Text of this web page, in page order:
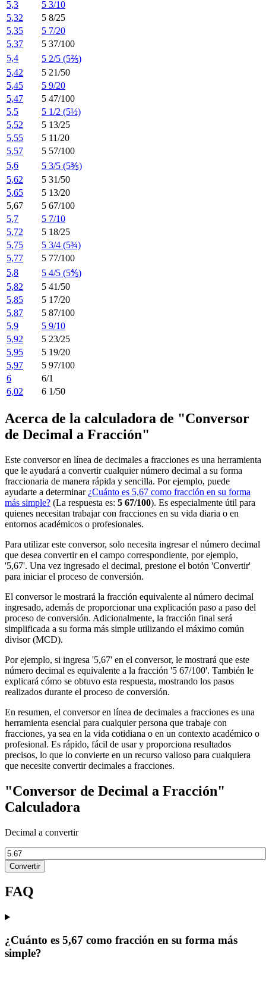
5,3
5 3/10
5,32
5 8/25
5,35
5 7/20
5,37
5 37/100
5,4
5 2/5 (5⅖)
5,42
5 21/50
5,45
5 9/20
5,47
5 47/100
5,5
5 1/2 (5½)
5,52
5 13/25
5,55
5 11/20
5,57
5 57/100
5,6
5 3/5 (5⅗)
5,62
5 31/50
5,65
5 13/20
5,67
5 67/100
5,7
5 7/10
5,72
5 18/25
5,75
5 3/4 (5¾)
5,77
5 77/100
5,8
5 4/5 (5⅘)
5,82
5 41/50
5,85
5 17/20
5,87
5 87/100
5,9
5 9/10
5,92
5 23/25
5,95
5 19/20
5,97
5 97/100
6
6/1
6,02
6 1/50
Acerca de la calculadora de "Conversor
de Decimal a Fracción"
Este conversor en línea de decimales a fracciones es una herramienta
que le ayudará a convertir cualquier número decimal a su forma
fraccionaria de manera rápida y sencilla. Por ejemplo, puede
ayudarte a determinar ¿Cuánto es 5,67 como fracción en su forma
más simple? (La respuesta es: 5 67/100). Es especialmente útil para
quienes necesitan trabajar con fracciones en su vida diaria o en
entornos académicos o profesionales.
Para utilizar este conversor, solo necesita ingresar el número decimal
que desea convertir en el campo correspondiente, por ejemplo,
'5,67'. Una vez ingresado el decimal, presione el botón 'Convertir'
para iniciar el proceso de conversión.
El conversor le mostrará la fracción equivalente al número decimal
ingresado, además de proporcionar una explicación paso a paso del
proceso de conversión. Adicionalmente, la fracción final será
simplificada a su forma más simple utilizando el máximo común
divisor (MCD).
Por ejemplo, si ingresa '5,67' en el conversor, le mostrará que este
número decimal es equivalente a la fracción '5 67/100'. También le
explicará cómo se obtuvo esta respuesta, mostrando los pasos
realizados durante el proceso de conversión.
En resumen, el conversor en línea de decimales a fracciones es una
herramienta esencial para cualquier persona que trabaje con
fracciones, ya sea en la vida cotidiana o en un contexto académico o
profesional. Es rápido, fácil de usar y proporciona resultados
precisos, lo que lo convierte en un recurso valioso para cualquiera
que necesite convertir decimales a fracciones.
"Conversor de Decimal a Fracción"
Calculadora
Decimal a convertir
Convertir
FAQ
¿Cuánto es 5,67 como fracción en su forma más
simple?